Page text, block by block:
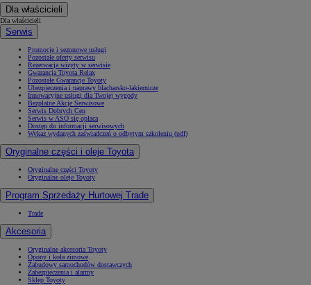
Dla właścicieli
Dla właścicieli
Serwis
Promocje i sezonowe usługi
Pozostałe oferty serwisu
Rezerwacja wizyty w serwisie
Gwarancja Toyota Relax
Pozostałe Gwarancje Toyoty
Ubezpieczenia i naprawy blacharsko-lakiernicze
Innowacyjne usługi dla Twojej wygody
Bezpłatne Akcje Serwisowe
Serwis Dobrych Cen
Serwis w ASO się opłaca
Dostęp do informacji serwisowych
Wykaz wydanych zaświadczeń o odbytym szkoleniu (pdf)
Oryginalne części i oleje Toyota
Oryginalne części Toyoty
Oryginalne oleje Toyoty
Program Sprzedaży Hurtowej Trade
Trade
Akcesoria
Oryginalne akcesoria Toyoty
Opony i koła zimowe
Zabudowy samochodów dostawczych
Zabezpieczenia i alarmy
Sklep Toyoty